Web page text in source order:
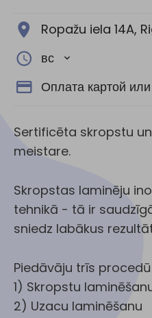
Ropažu iela 14A,
вс
Оплата картой
Sertificēta skropstu
meistare.
Skropstas laminēju
tehnikā - tā ir
sniedz labākus
Piedāvāju trīs
1) Skropstu
2) Uzacu laminēšanu